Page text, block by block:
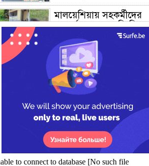
মালয়েশিয়ায় সহকর্মীদের
সংঘর্ষে ৩ বাংলাদেশি
শহীদের আত্মত্যাগে গড়া
ঐক্য রক্ষা করতে হবে :
প্রধানমন্ত্রী
সাভারে এমপি ও তাঁর স্ত্রীকে
শিক্ষাপ্রতিষ্ঠানের সভাপতি,
উঠেছে আইনি প্রশ্ন
নজরুল বিশ্ববিদ্যালয়ে
প্রশাসন অনুষদের গবেষণা
প্রকল্প ২০২৫-২৬